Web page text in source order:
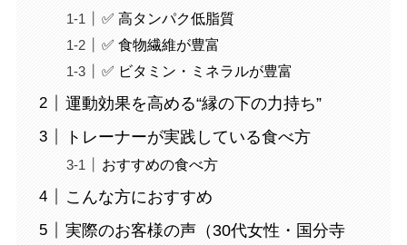
✅ 高タンパク低脂質
✅ 食物繊維が豊富
✅ ビタミン・ミネラルが豊富
運動効果を高める“縁の下の力持ち”
トレーナーが実践している食べ方
おすすめの食べ方
こんな方におすすめ
実際のお客様の声（30代女性・国分寺